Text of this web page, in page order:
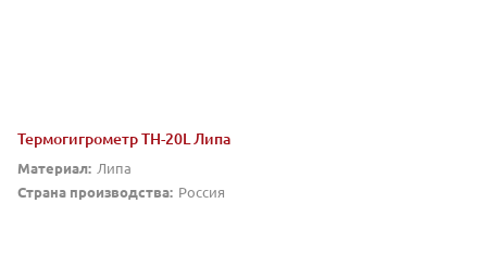
Термогигрометр TH-20L Липа
Материал: Липа
Страна производства: Россия